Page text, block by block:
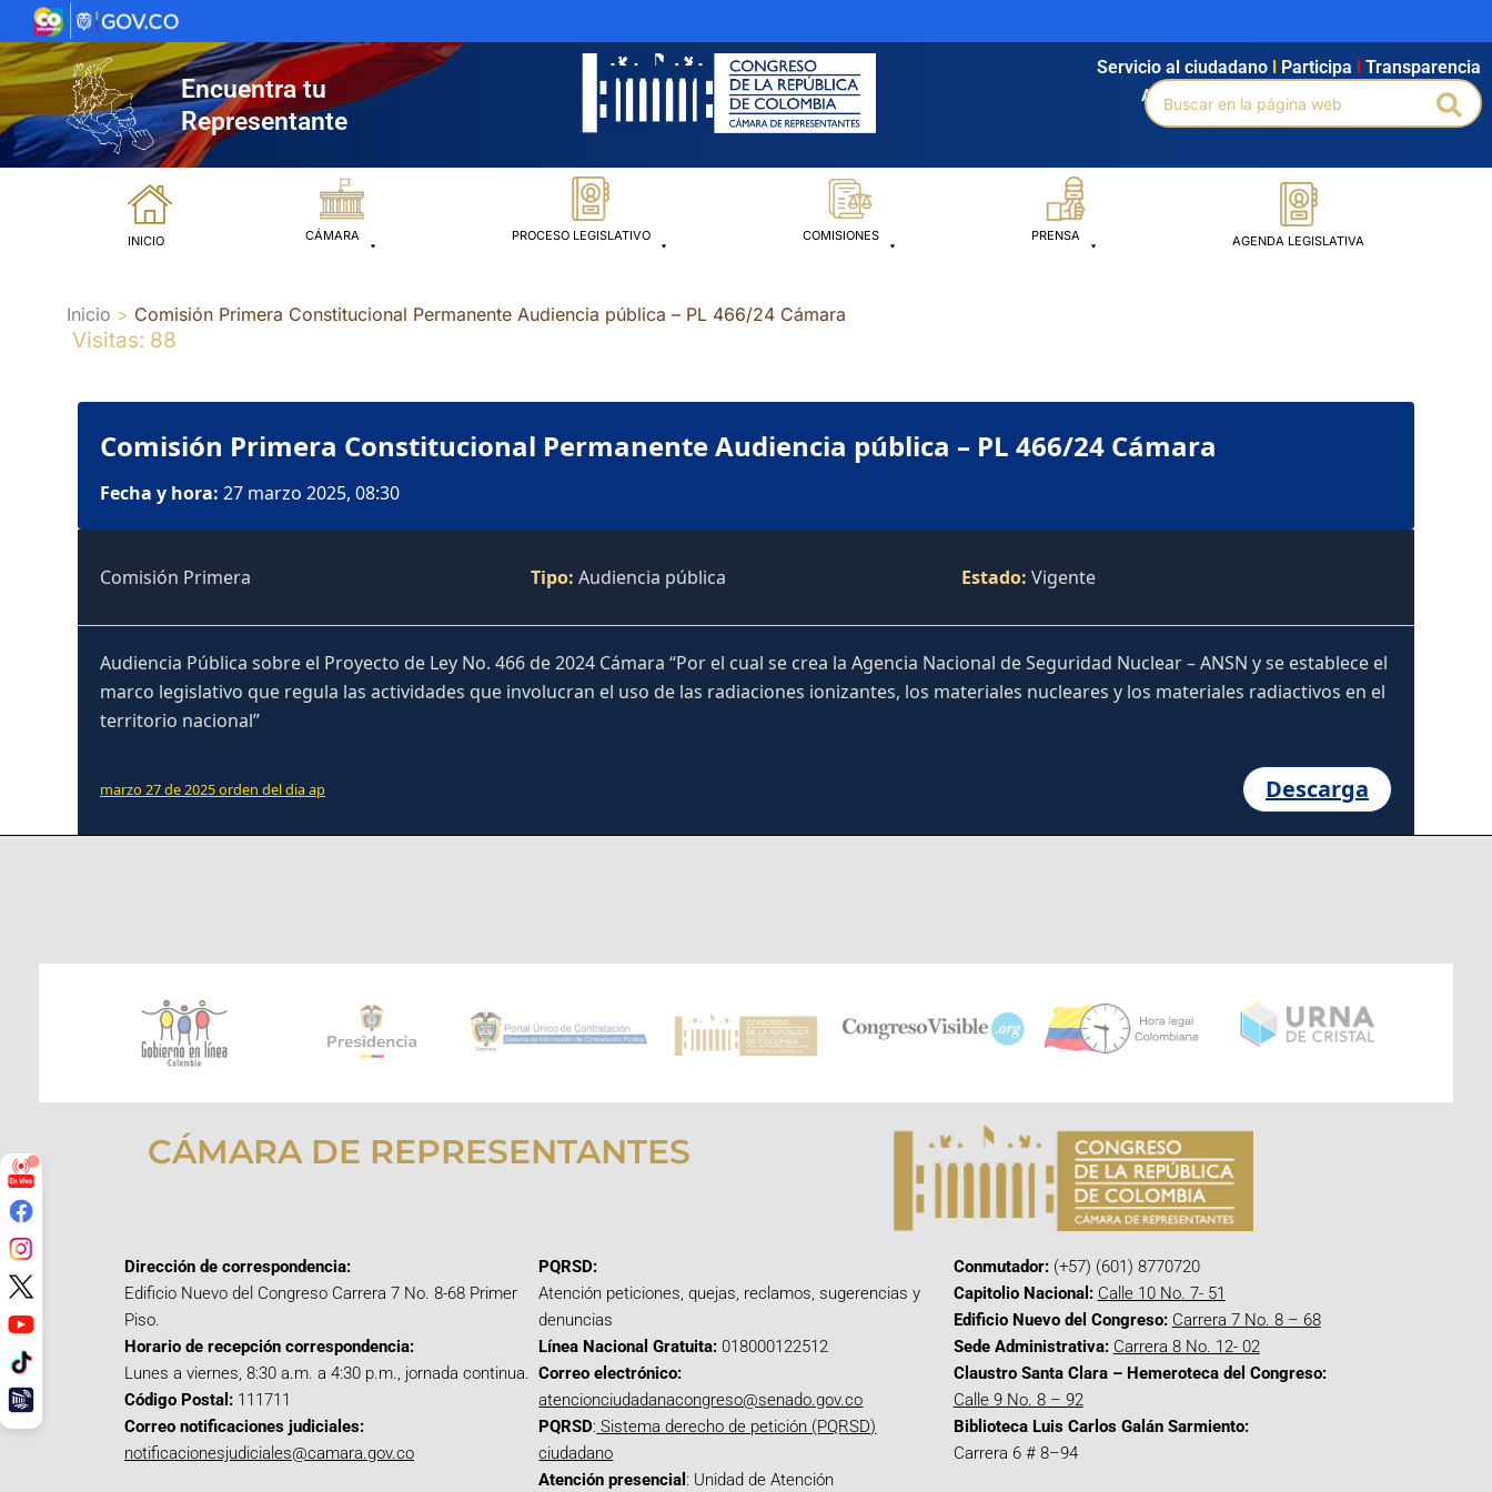
al
contenido
Encuentra tu
Representante
Agendamiento Intranet Búsqueda avanzada
Servicio al ciudadano Participa Transparencia
Buscar
por:
INICIO CÁMARA PROCESO LEGISLATIVO COMISIONES PRENSA AGENDA LEGISLATIVA
Inicio Comisión Primera Constitucional Permanente Audiencia pública – PL 466/24 Cámara
Visitas: 88
Comisión Primera Constitucional Permanente Audiencia pública – PL 466/24 Cámara
Fecha y hora: 27 marzo 2025, 08:30
Comisión Primera Tipo: Audiencia pública Estado: Vigente
Audiencia Pública sobre el Proyecto de Ley No. 466 de 2024 Cámara “Por el cual se crea la Agencia Nacional de Seguridad Nuclear – ANSN y se establece el
marco legislativo que regula las actividades que involucran el uso de las radiaciones ionizantes, los materiales nucleares y los materiales radiactivos en el
territorio nacional”
marzo 27 de 2025 orden del dia ap Descarga
CÁMARA DE REPRESENTANTES
Dirección de correspondencia:
Edificio Nuevo del Congreso Carrera 7 No. 8-68 Primer
Piso.
Horario de recepción correspondencia:
Lunes a viernes, 8:30 a.m. a 4:30 p.m., jornada continua.
Código Postal: 111711
Correo notificaciones judiciales:
notificacionesjudiciales@camara.gov.co
PQRSD:
Atención peticiones, quejas, reclamos, sugerencias y
denuncias
Línea Nacional Gratuita: 018000122512
Correo electrónico:
atencionciudadanacongreso@senado.gov.co
PQRSD: Sistema derecho de petición (PQRSD)
ciudadano
Atención presencial : Unidad de Atención
Conmutador:(+57) (601) 8770720
Capitolio Nacional: Calle 10 No. 7- 51
Edificio Nuevo del Congreso: Carrera 7 No. 8 – 68
Sede Administrativa: Carrera 8 No. 12- 02
Claustro Santa Clara – Hemeroteca del Congreso:
Calle 9 No. 8 – 92
Biblioteca Luis Carlos Galán Sarmiento:
Carrera 6 # 8–94